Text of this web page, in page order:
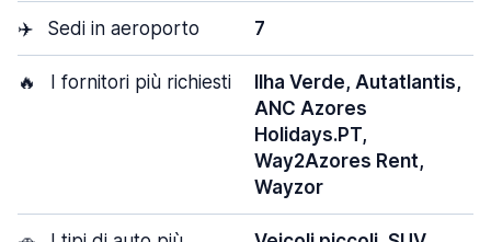
✈️ Sedi in aeroporto 7
🔥 I fornitori più richiesti
Ilha Verde, Autatlantis,
ANC Azores
Holidays.PT,
Way2Azores Rent,
Wayzor